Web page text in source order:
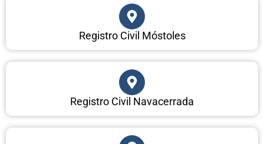
Registro Civil Móstoles
Registro Civil Navacerrada